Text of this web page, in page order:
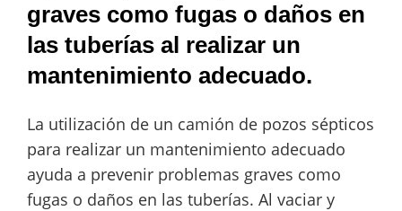
graves como fugas o daños en
las tuberías al realizar un
mantenimiento adecuado.
La utilización de un camión de pozos sépticos
para realizar un mantenimiento adecuado
ayuda a prevenir problemas graves como
fugas o daños en las tuberías. Al vaciar y